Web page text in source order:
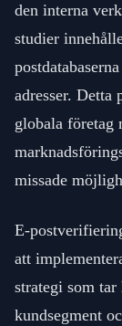
den interna
studier
adresser. Detta
globala företag
missade
E-
att
strategi som
kundsegment